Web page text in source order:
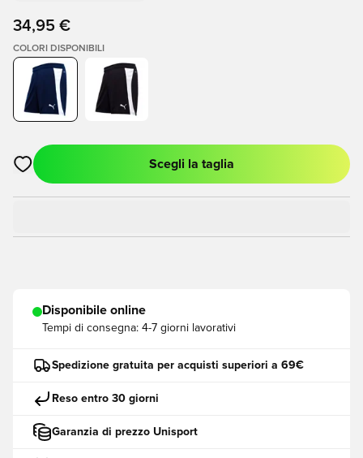
34,95 €
COLORI DISPONIBILI
Apre una finestra modale per accedere o registrarsi come
Scegli la taglia
Disponibile online
Tempi di consegna: 4-7 giorni lavorativi
Spedizione gratuita per acquisti superiori a 69€
Reso entro 30 giorni
Garanzia di prezzo Unisport